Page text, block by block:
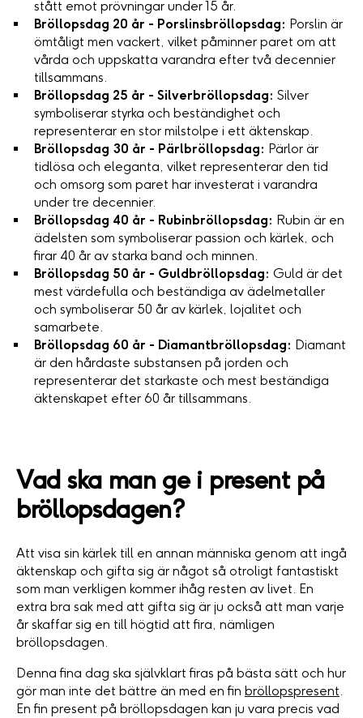
stått emot prövningar under 15 år.
Bröllopsdag 20 år - Porslinsbröllopsdag: Porslin är
ömtåligt men vackert, vilket påminner paret om att
vårda och uppskatta varandra efter två decennier
tillsammans.
Bröllopsdag 25 år - Silverbröllopsdag: Silver
symboliserar styrka och beständighet och
representerar en stor milstolpe i ett äktenskap.
Bröllopsdag 30 år - Pärlbröllopsdag: Pärlor är
tidlösa och eleganta, vilket representerar den tid
och omsorg som paret har investerat i varandra
under tre decennier.
Bröllopsdag 40 år - Rubinbröllopsdag: Rubin är en
ädelsten som symboliserar passion och kärlek, och
firar 40 år av starka band och minnen.
Bröllopsdag 50 år - Guldbröllopsdag: Guld är det
mest värdefulla och beständiga av ädelmetaller
och symboliserar 50 år av kärlek, lojalitet och
samarbete.
Bröllopsdag 60 år - Diamantbröllopsdag: Diamant
är den hårdaste substansen på jorden och
representerar det starkaste och mest beständiga
äktenskapet efter 60 år tillsammans.
Vad ska man ge i present på
bröllopsdagen?
Att visa sin kärlek till en annan människa genom att ingå
äktenskap och gifta sig är något så otroligt fantastiskt
som man verkligen kommer ihåg resten av livet. En
extra bra sak med att gifta sig är ju också att man varje
år skaffar sig en till högtid att fira, nämligen
bröllopsdagen.
Denna fina dag ska självklart firas på bästa sätt och hur
gör man inte det bättre än med en fin bröllopspresent.
En fin present på bröllopsdagen kan ju vara precis vad